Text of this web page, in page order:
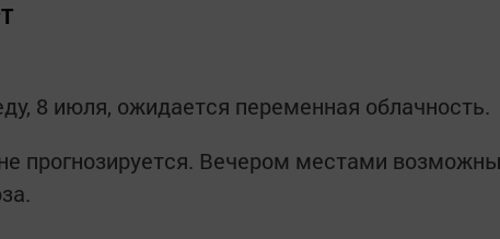
8 июля, ожидается переменная облачность.
прогнозируется. Вечером местами